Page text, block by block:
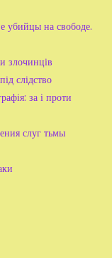
убийцы на свободе.
злочинців
слідство
за і проти
слуг тьмы